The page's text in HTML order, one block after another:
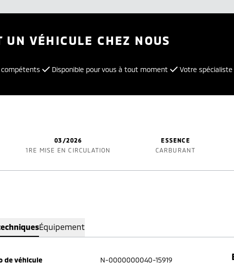
VÉHICULE CHEZ NOUS
compétents Disponible pour vous à tout moment Votre
03/2026
1RE MISE EN CIRCULATION
ESSENCE
CARBURANT
Équipement
de véhicule N-0000000040-15919